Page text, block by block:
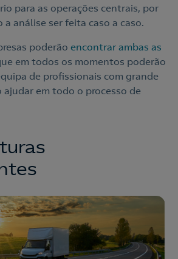
para as operações centrais, por
a análise ser feita caso a caso.
poderão encontrar ambas as
em todos os momentos poderão
de profissionais com grande
ajudar em todo o processo de